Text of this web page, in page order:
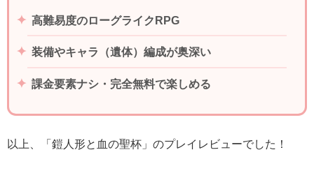
高難易度のローグライクRPG
装備やキャラ（遺体）編成が奥深い
課金要素ナシ・完全無料で楽しめる
以上、「鎧人形と血の聖杯」のプレイレビューでした！